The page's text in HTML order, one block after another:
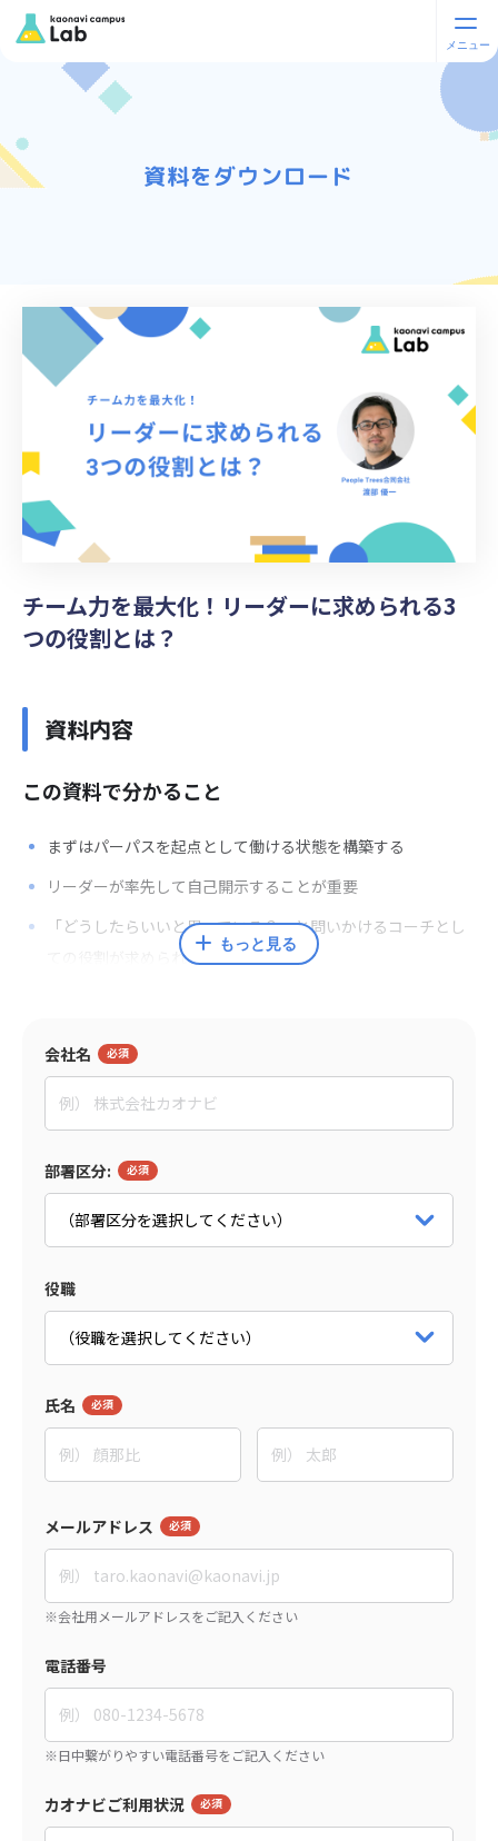
資料をダウンロード
チーム力を最大化！リーダーに求められる3
つの役割とは？
資料内容
この資料で分かること
まずはパーパスを起点として働ける状態を構築する
リーダーが率先して 自己開示することが重要
「どうしたらいいと思っている？」と問いかける コーチとし
ての役割が求められる
監修者
東野 敦
People Trees合同会社
パートナー詳細をみる
もっと見る
会社名
部署区分:
役職
氏名
メールアドレス
電話番号
カオナビご利用状況